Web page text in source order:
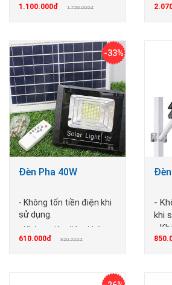
1.100.000đ 1.750.000đ
-33%
Đèn Pha 40W
- Không tốn tiền điện khi
sử dụng.
- Không giật điện, không
cháy nổ
610.000đ 920.000đ
-
khi
-